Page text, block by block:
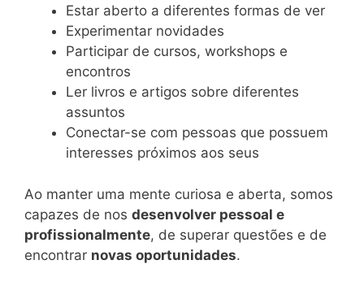
Estar aberto a diferentes formas de ver
Experimentar novidades
Participar de cursos, workshops e
encontros
Ler livros e artigos sobre diferentes
assuntos
Conectar-se com pessoas que possuem
interesses próximos aos seus
Ao manter uma mente curiosa e aberta, somos
capazes de nos desenvolver pessoal e
profissionalmente, de superar questões e de
encontrar novas oportunidades.